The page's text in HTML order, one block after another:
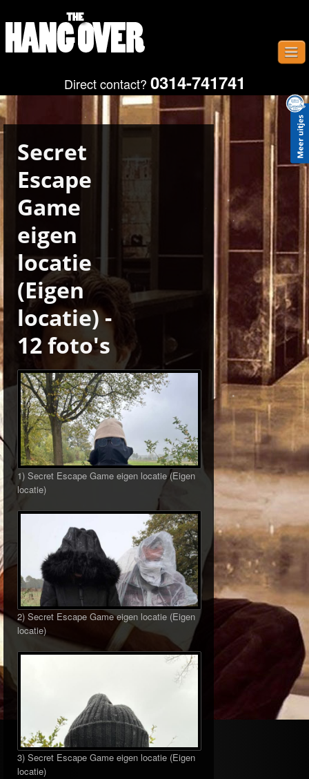
Direct contact? 0314-741741
Plaatsen
Gastenboek
Contact
Fotos
Secret
Escape
Game
eigen
locatie
(Eigen
locatie) -
12 foto's
1) Secret Escape Game eigen locatie (Eigen
locatie)
2) Secret Escape Game eigen locatie (Eigen
locatie)
3) Secret Escape Game eigen locatie (Eigen
locatie)